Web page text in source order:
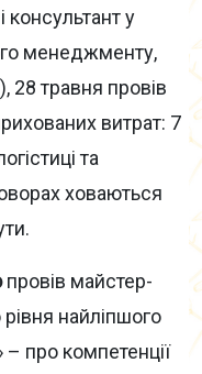
консультант у
менеджменту,
28 травня провів
витрат: 7
та
ховаються
провів майстер-
найліпшого
– про компетенції